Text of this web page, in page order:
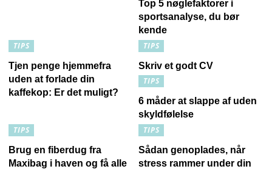
Top 5 nøglefaktorer i
sportsanalyse, du bør
kende
TIPS
Tjen penge hjemmefra
uden at forlade din
kaffekop: Er det muligt?
TIPS
Skriv et godt CV
TIPS
6 måder at slappe af uden
skyldfølelse
TIPS
Brug en fiberdug fra
Maxibag i haven og få alle
TIPS
Sådan genoplades, når
stress rammer under din